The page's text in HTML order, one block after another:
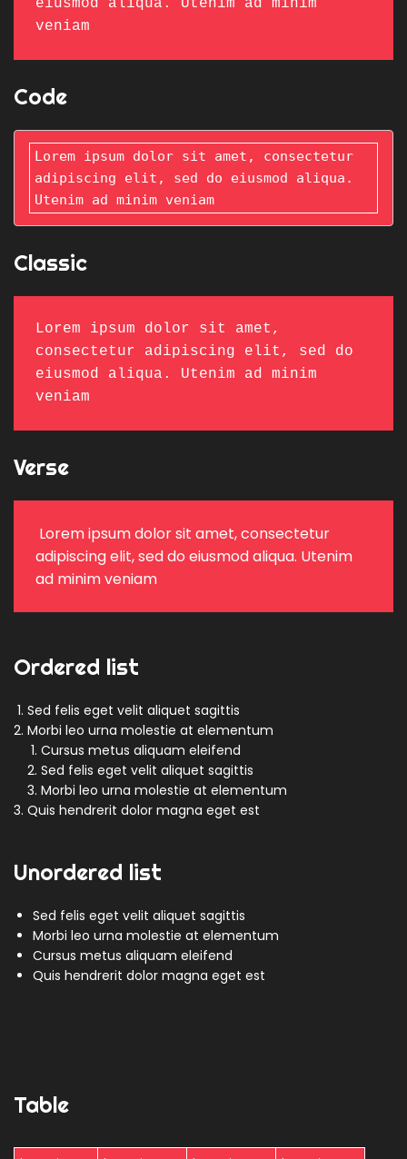
eiusmod aliqua. Utenim ad minim
veniam
Code
Lorem ipsum dolor sit amet, consectetur
adipiscing elit, sed do eiusmod aliqua.
Utenim ad minim veniam
Classic
Lorem ipsum dolor sit amet,
consectetur adipiscing elit, sed do
eiusmod aliqua. Utenim ad minim
Verse
adipiscing elit, sed do eiusmod aliqua. Utenim
ad minim veniam
Ordered list
Sed felis eget velit aliquet sagittis
Morbi leo urna molestie at elementum
Cursus metus aliquam eleifend
Sed felis eget velit aliquet sagittis
Morbi leo urna molestie at elementum
Quis hendrerit dolor magna eget est
Unordered list
Sed felis eget velit aliquet sagittis
Morbi leo urna molestie at elementum
Cursus metus aliquam eleifend
Quis hendrerit dolor magna eget est
Table